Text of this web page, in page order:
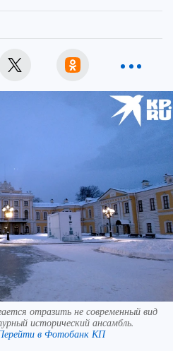
отразить не современный вид
исторический ансамбль.
в Фотобанк КП